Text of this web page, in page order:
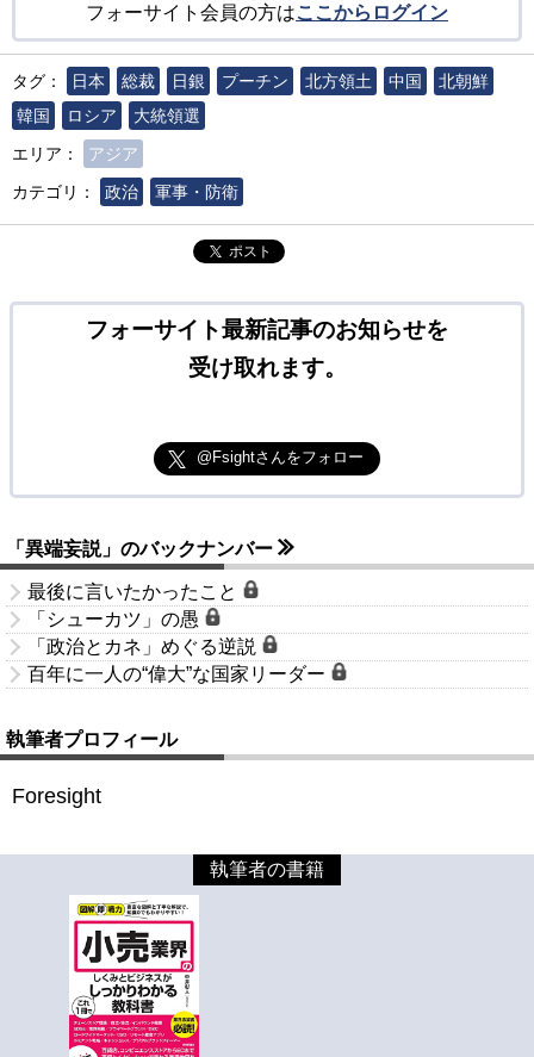
フォーサイト会員の方はここからログイン
タグ： 日本 総裁 日銀 プーチン 北方領土 中国
北朝鮮
韓国
ロシア
大統領選
エリア：
アジア
カテゴリ：
政治 軍事・防衛
ポスト
フォーサイト最新記事のお知らせを
受け取れます。
@Fsightさんをフォロー
「異端妄説」のバックナンバー
最後に言いたかったこと
「シューカツ」の愚
「政治とカネ」めぐる逆説
百年に一人の“偉大”な国家リーダー
執筆者プロフィール
Foresight
執筆者の書籍